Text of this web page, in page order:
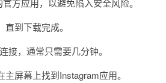
应用，以避免陷入安全风险。
到下载完成。
，通常只需要几分钟。
屏幕上找到Instagram应用。